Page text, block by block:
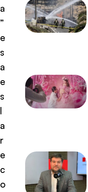
a
”
e
s
a
e
s
l
a
r
e
c
o